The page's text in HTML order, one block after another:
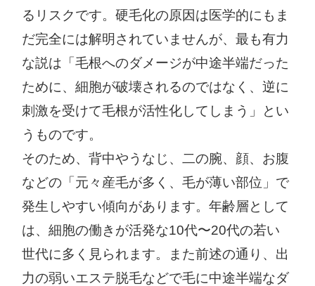
るリスクです。硬毛化の原因は医学的にもま
だ完全には解明されていませんが、最も有力
な説は「毛根へのダメージが中途半端だった
ために、細胞が破壊されるのではなく、逆に
刺激を受けて毛根が活性化してしまう」とい
うものです。
そのため、背中やうなじ、二の腕、顔、お腹
などの「元々産毛が多く、毛が薄い部位」で
発生しやすい傾向があります。年齢層として
は、細胞の働きが活発な10代〜20代の若い
世代に多く見られます。また前述の通り、出
力の弱いエステ脱毛などで毛に中途半端なダ